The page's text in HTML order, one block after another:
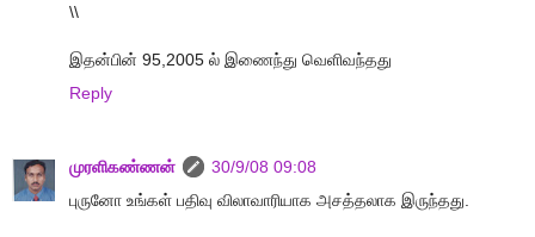
\\
இதன்பின் 95,2005 ல் இணைந்து வெளிவந்தது
Reply
முரளிகண்ணன்
30/9/08 09:08
புருனோ உங்கள் பதிவு விலாவாரியாக அசத்தலாக இருந்தது.